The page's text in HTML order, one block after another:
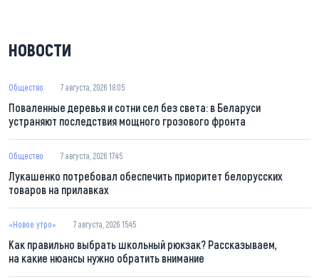
НОВОСТИ
Общество 7 августа, 2026 18:05
Поваленные деревья и сотни сел без света: в Беларуси
устраняют последствия мощного грозового фронта
Общество 7 августа, 2026 17:45
Лукашенко потребовал обеспечить приоритет белорусских
товаров на прилавках
«Новое утро» 7 августа, 2026 15:45
Как правильно выбрать школьный рюкзак? Рассказываем,
на какие нюансы нужно обратить внимание